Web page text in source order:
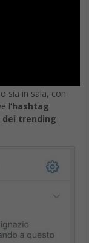
sia in sala, con
l‘hashtag
dei trending